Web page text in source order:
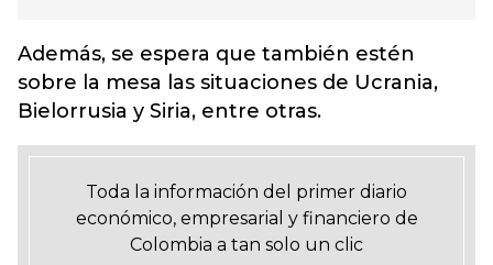
Además, se espera que también estén
sobre la mesa las situaciones de Ucrania,
Bielorrusia y Siria, entre otras.
Toda la información del primer diario
económico, empresarial y financiero de
Colombia a tan solo un clic